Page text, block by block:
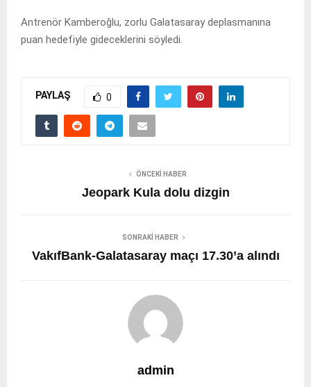
Antrenör Kamberoğlu, zorlu Galatasaray deplasmanına
puan hedefiyle gideceklerini söyledi.
PAYLAŞ 0
ÖNCEKI HABER
Jeopark Kula dolu dizgin
SONRAKI HABER
VakıfBank-Galatasaray maçı 17.30’a alındı
admin